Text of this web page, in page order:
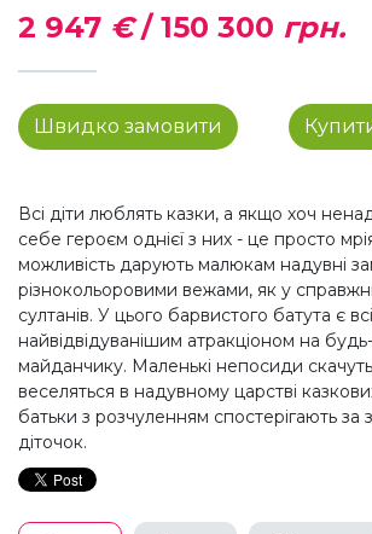
2 947 €/ 150 300 грн.
Швидко замовити
Всі діти люблять казки, а якщо хоч
себе героєм однієї з них - це просто
можливість дарують малюкам надувні
різнокольоровими вежами, як у
султанів. У цього барвистого батута є
найвідвідуванішим атракціоном на
майданчику. Маленькі непосиди скачуть
веселяться в надувному царстві
батьки з розчуленням спостерігають за
діточок.